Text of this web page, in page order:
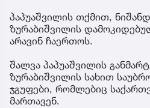
პაპუაშვილის თქმით,
ზურაბიშვილის
არავინ ჩაერთოს.
შალვა პაპუაშვილის
ზურაბიშვილის სახით
ჯგუფები, რომლებიც
მართავენ.